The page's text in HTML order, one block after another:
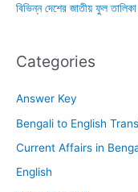
বিভিন্ন দেশের জাতীয় ফুল
Categories
Answer Key
Bengali to English
Current Affairs in
English